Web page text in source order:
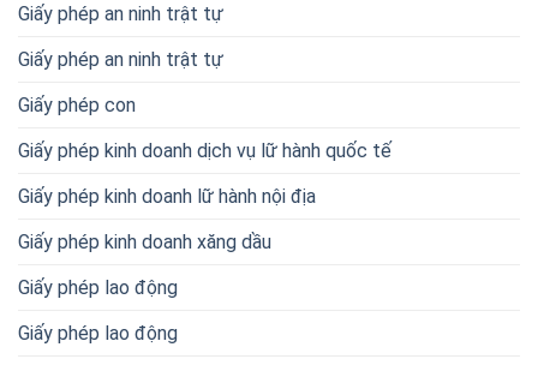
Giấy phép an ninh trật tự
Giấy phép an ninh trật tự
Giấy phép con
Giấy phép kinh doanh dịch vụ lữ hành quốc tế
Giấy phép kinh doanh lữ hành nội địa
Giấy phép kinh doanh xăng dầu
Giấy phép lao động
Giấy phép lao động